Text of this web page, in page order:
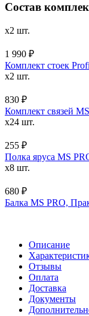
Состав
x2 шт.
1 990 ₽
Комплект стоек
x2 шт.
830 ₽
Комплект связей
x24 шт.
255 ₽
Полка яруса MS
x8 шт.
680 ₽
Балка MS PRO,
Описание
Отзывы
Оплата
Доставка
Документы